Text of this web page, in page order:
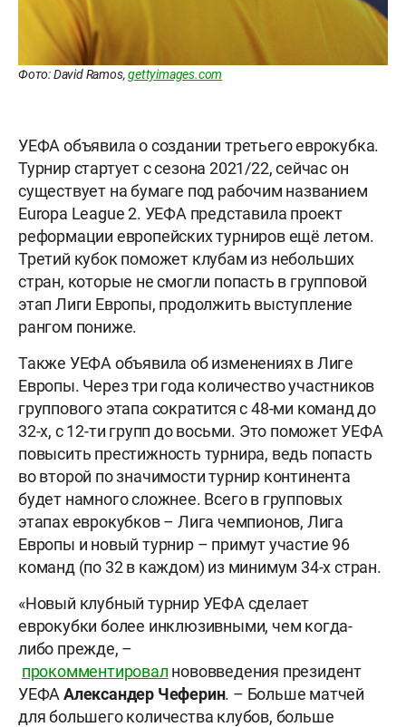
Фото: David Ramos,gettyimages.com
УЕФА объявила о создании третьего еврокубка.
Турнир стартует с сезона 2021/22, сейчас он
существует на бумаге под рабочим названием
Europa League 2. УЕФА представила проект
реформации европейских турниров ещё летом.
Третий кубок поможет клубам из небольших
стран, которые не смогли попасть в групповой
этап Лиги Европы, продолжить выступление
рангом пониже.
Также УЕФА объявила об изменениях в Лиге
Европы. Через три года количество участников
группового этапа сократится с 48-ми команд до
32-х, с 12-ти групп до восьми. Это поможет УЕФА
повысить престижность турнира, ведь попасть
во второй по значимости турнир континента
будет намного сложнее. Всего в групповых
этапах еврокубков – Лига чемпионов, Лига
Европы и новый турнир – примут участие 96
команд (по 32 в каждом) из минимум 34-х стран.
«Новый клубный турнир УЕФА сделает
еврокубки более инклюзивными, чем когда-
либо прежде, –
прокомментировал нововведения президент
УЕФА Александер Чеферин. – Больше матчей
для большего количества клубов, больше